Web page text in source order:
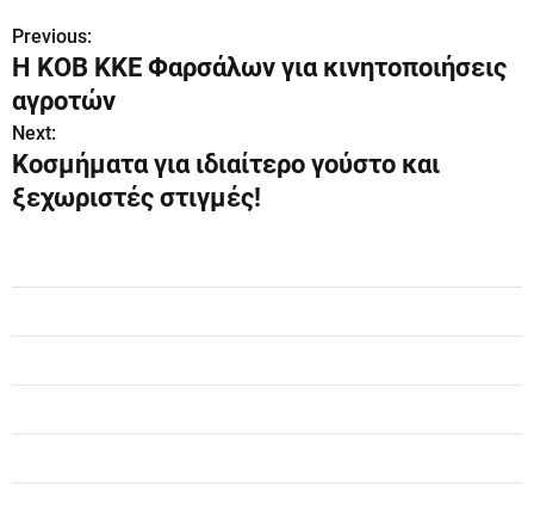
Π
λ
ο
ή
Previous:
Η ΚΟΒ ΚΚΕ Φαρσάλων για κινητοποιήσεις
αγροτών
Next:
Κοσμήματα για ιδιαίτερο γούστο και
ξεχωριστές στιγμές!